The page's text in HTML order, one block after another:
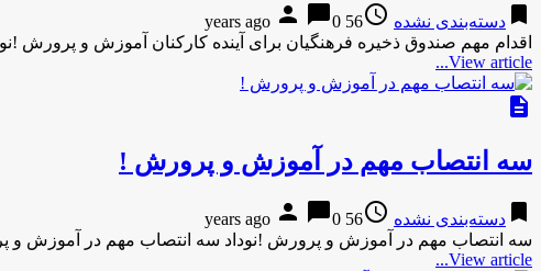
bookmark دسته‌بندی نشده access_time
56 years ago
person chat_bubble0
اقدام مهم صندوق ذخیره فرهنگیان برای آینده کارکنان آموزش و پرورش
View article...
description
سه انتصاب مهم در آموزش و پرورش !
bookmark دسته‌بندی نشده access_time
56 years ago
person chat_bubble0
سه انتصاب مهم در آموزش و پرورش !نوداد سه انتصاب مهم در آموزش و
View article...